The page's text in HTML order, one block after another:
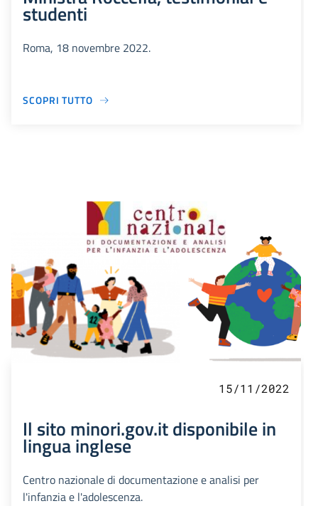
studenti
Roma, 18 novembre 2022.
SCOPRI TUTTO
15/11/2022
Il sito minori.gov.it disponibile in
lingua inglese
Centro nazionale di documentazione e analisi per
l'infanzia e l'adolescenza.